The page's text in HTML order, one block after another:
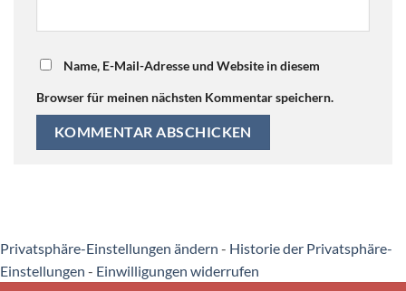
Name, E-Mail-Adresse und Website in diesem
Browser für meinen nächsten Kommentar speichern.
Privatsphäre-Einstellungen ändern - Historie der Privatsphäre-
Einstellungen - Einwilligungen widerrufen